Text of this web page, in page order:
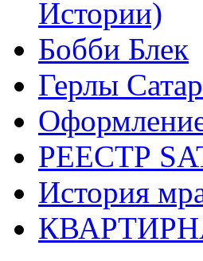
Истории)
Бобби Блек
Герлы
Оформление
РЕЕСТР
История